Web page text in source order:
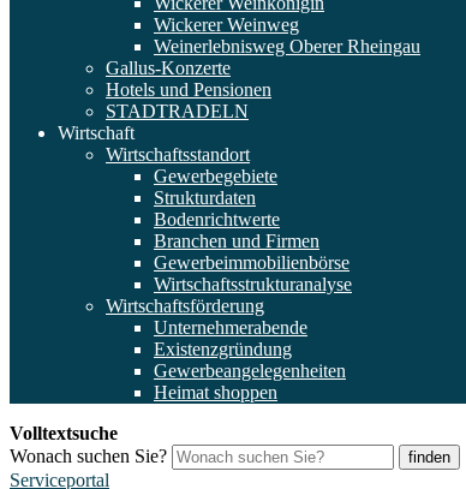
Wickerer Weinweg
Weinerlebnisweg Oberer Rheingau
Gallus-Konzerte
Hotels und Pensionen
STADTRADELN
Wirtschaft
Wirtschaftsstandort
Gewerbegebiete
Strukturdaten
Bodenrichtwerte
Branchen und Firmen
Gewerbeimmobilienbörse
Wirtschaftsstrukturanalyse
Wirtschaftsförderung
Unternehmerabende
Existenzgründung
Gewerbeangelegenheiten
Heimat shoppen
Volltextsuche
Wonach suchen Sie?
finden
Serviceportal